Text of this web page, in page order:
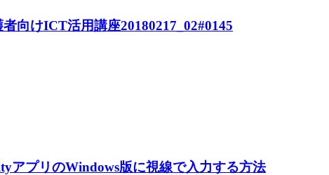
向けICT活用講座20180217_02#0145
アプリのWindows版に視線で入力する方法